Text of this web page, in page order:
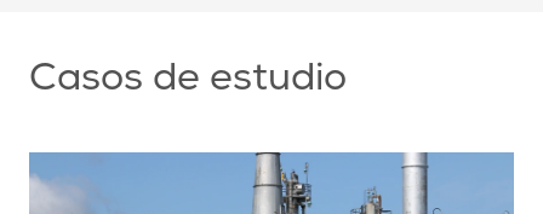
Casos de estudio